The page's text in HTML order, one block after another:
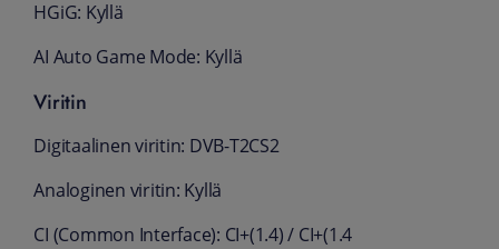
HGiG: Kyllä
AI Auto Game Mode: Kyllä
Viritin
Digitaalinen viritin: DVB-T2CS2
Analoginen viritin: Kyllä
CI (Common Interface): CI+(1.4) / CI+(1.4